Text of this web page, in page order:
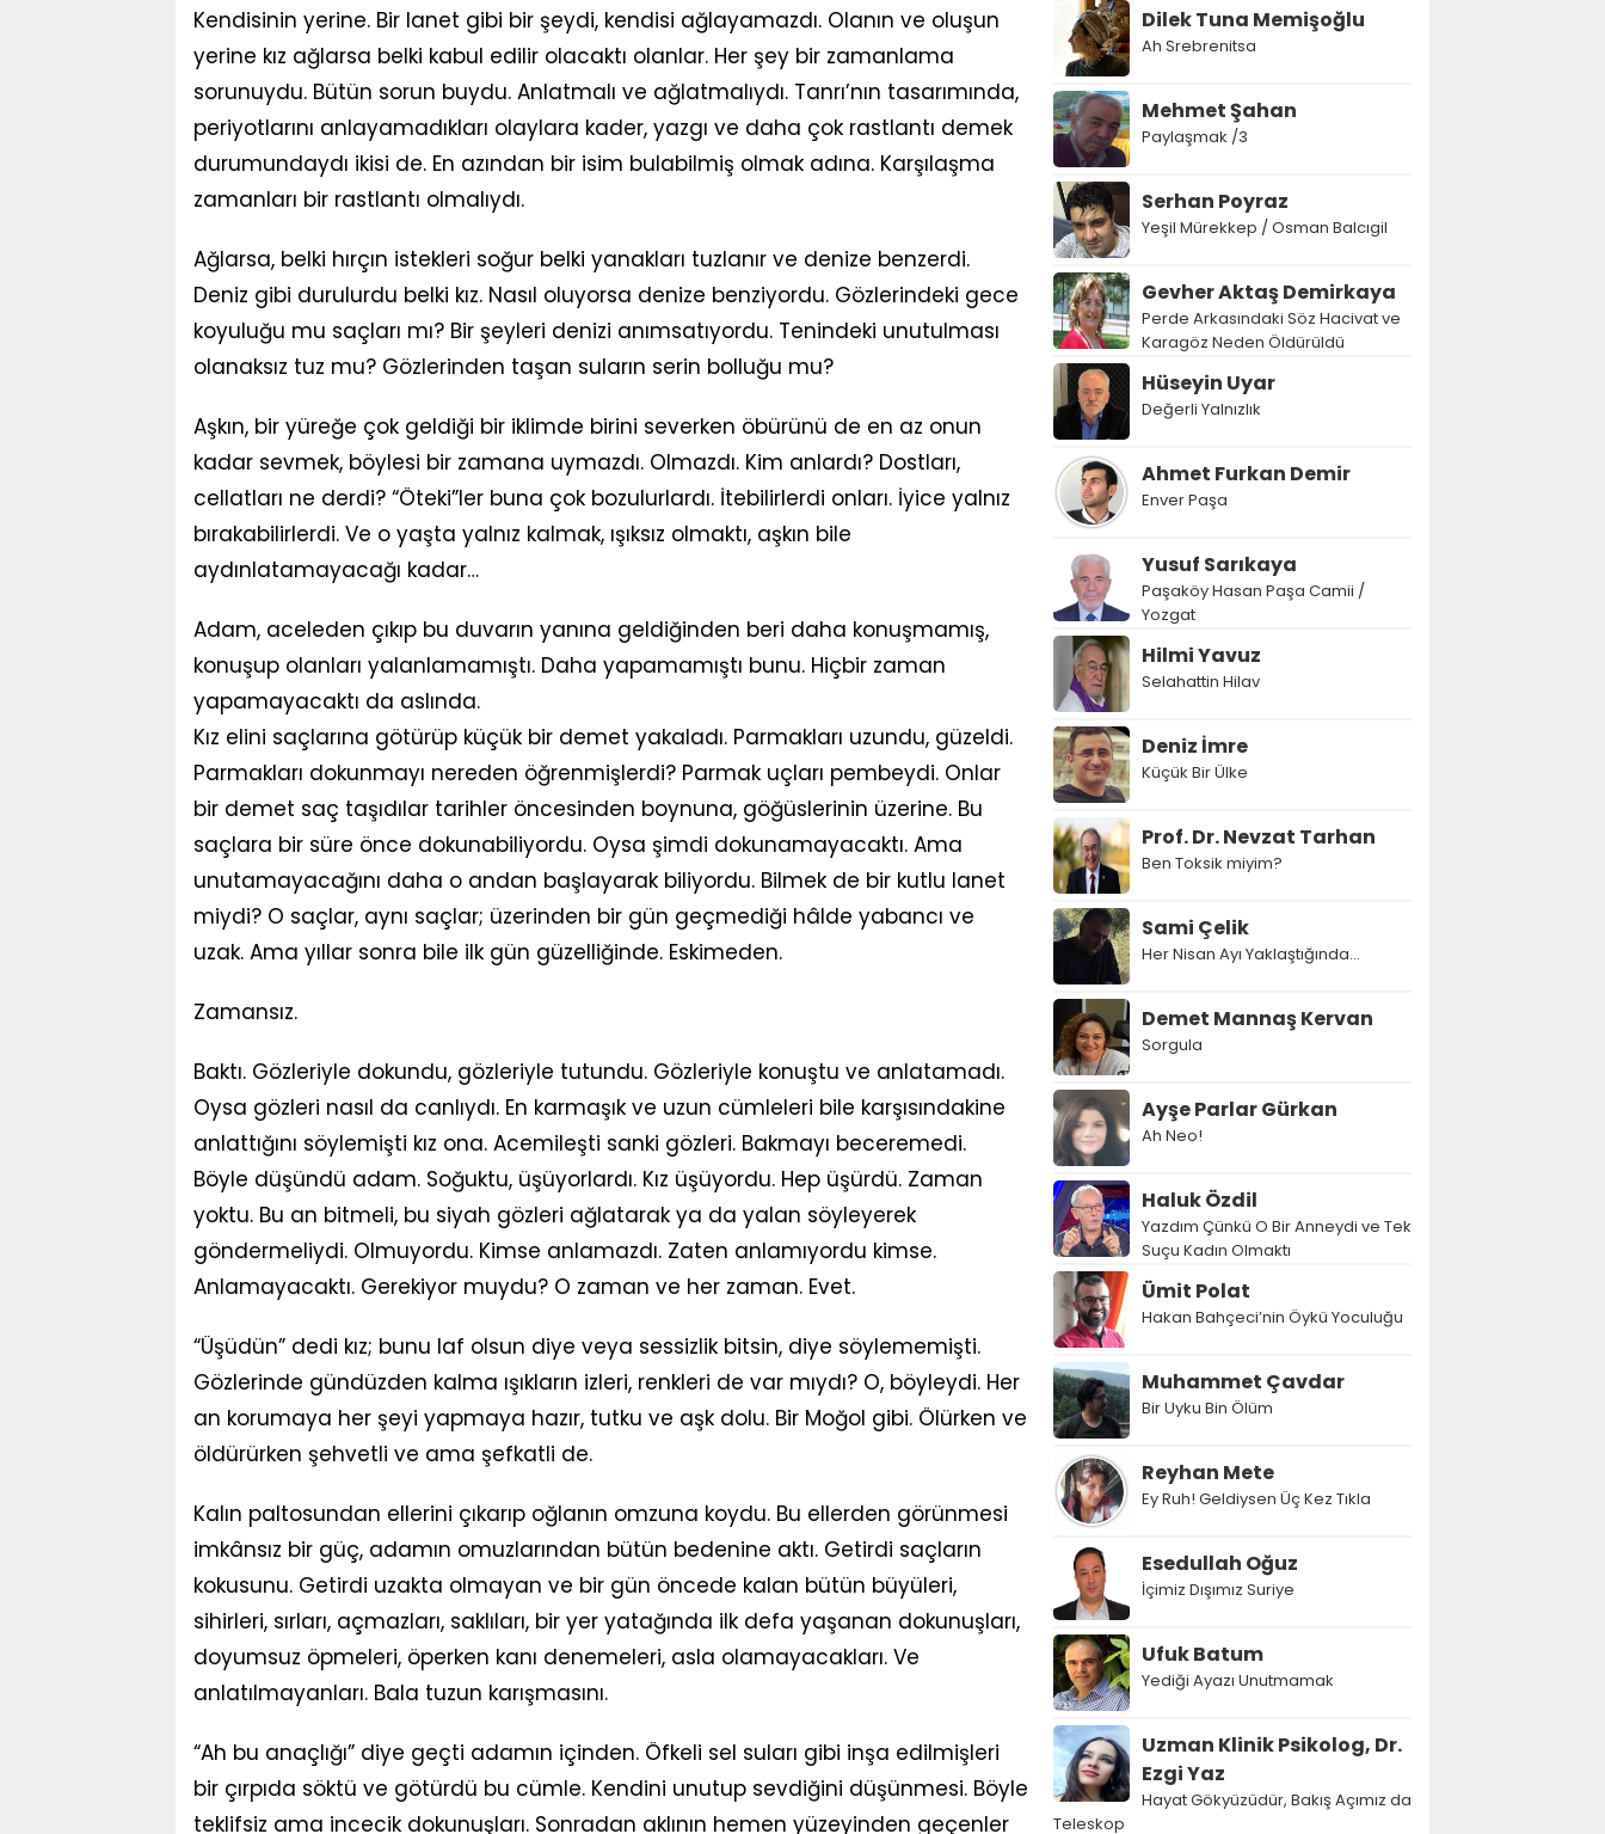
Kendisinin yerine. Bir lanet gibi bir şeydi, kendisi ağlayamazdı. Olanın ve oluşun
yerine kız ağlarsa belki kabul edilir olacaktı olanlar. Her şey bir zamanlama
sorunuydu. Bütün sorun buydu. Anlatmalı ve ağlatmalıydı. Tanrı’nın tasarımında,
periyotlarını anlayamadıkları olaylara kader, yazgı ve daha çok rastlantı demek
durumundaydı ikisi de. En azından bir isim bulabilmiş olmak adına. Karşılaşma
zamanları bir rastlantı olmalıydı.
Ağlarsa, belki hırçın istekleri soğur belki yanakları tuzlanır ve denize benzerdi.
Deniz gibi durulurdu belki kız. Nasıl oluyorsa denize benziyordu. Gözlerindeki gece
koyuluğu mu saçları mı? Bir şeyleri denizi anımsatıyordu. Tenindeki unutulması
olanaksız tuz mu? Gözlerinden taşan suların serin bolluğu mu?
Aşkın, bir yüreğe çok geldiği bir iklimde birini severken öbürünü de en az onun
kadar sevmek, böylesi bir zamana uymazdı. Olmazdı. Kim anlardı? Dostları,
cellatları ne derdi? “Öteki”ler buna çok bozulurlardı. İtebilirlerdi onları. İyice yalnız
bırakabilirlerdi. Ve o yaşta yalnız kalmak, ışıksız olmaktı, aşkın bile
aydınlatamayacağı kadar…
Adam, aceleden çıkıp bu duvarın yanına geldiğinden beri daha konuşmamış,
konuşup olanları yalanlamamıştı. Daha yapamamıştı bunu. Hiçbir zaman
yapamayacaktı da aslında.
Kız elini saçlarına götürüp küçük bir demet yakaladı. Parmakları uzundu, güzeldi.
Parmakları dokunmayı nereden öğrenmişlerdi? Parmak uçları pembeydi. Onlar
bir demet saç taşıdılar tarihler öncesinden boynuna, göğüslerinin üzerine. Bu
saçlara bir süre önce dokunabiliyordu. Oysa şimdi dokunamayacaktı. Ama
unutamayacağını daha o andan başlayarak biliyordu. Bilmek de bir kutlu lanet
miydi? O saçlar, aynı saçlar; üzerinden bir gün geçmediği hâlde yabancı ve
uzak. Ama yıllar sonra bile ilk gün güzelliğinde. Eskimeden.
Zamansız.
Baktı. Gözleriyle dokundu, gözleriyle tutundu. Gözleriyle konuştu ve anlatamadı.
Oysa gözleri nasıl da canlıydı. En karmaşık ve uzun cümleleri bile karşısındakine
anlattığını söylemişti kız ona. Acemileşti sanki gözleri. Bakmayı beceremedi.
Böyle düşündü adam. Soğuktu, üşüyorlardı. Kız üşüyordu. Hep üşürdü. Zaman
yoktu. Bu an bitmeli, bu siyah gözleri ağlatarak ya da yalan söyleyerek
göndermeliydi. Olmuyordu. Kimse anlamazdı. Zaten anlamıyordu kimse.
Anlamayacaktı. Gerekiyor muydu? O zaman ve her zaman. Evet.
“Üşüdün” dedi kız; bunu laf olsun diye veya sessizlik bitsin, diye söylememişti.
Gözlerinde gündüzden kalma ışıkların izleri, renkleri de var mıydı? O, böyleydi. Her
an korumaya her şeyi yapmaya hazır, tutku ve aşk dolu. Bir Moğol gibi. Ölürken ve
öldürürken şehvetli ve ama şefkatli de.
Kalın paltosundan ellerini çıkarıp oğlanın omzuna koydu. Bu ellerden görünmesi
imkânsız bir güç, adamın omuzlarından bütün bedenine aktı. Getirdi saçların
kokusunu. Getirdi uzakta olmayan ve bir gün öncede kalan bütün büyüleri,
sihirleri, sırları, açmazları, saklıları, bir yer yatağında ilk defa yaşanan dokunuşları,
doyumsuz öpmeleri, öperken kanı denemeleri, asla olamayacakları. Ve
anlatılmayanları. Bala tuzun karışmasını.
“Ah bu anaçlığı” diye geçti adamın içinden. Öfkeli sel suları gibi inşa edilmişleri
bir çırpıda söktü ve götürdü bu cümle. Kendini unutup sevdiğini düşünmesi. Böyle
teklifsiz ama incecik dokunuşları. Sonradan aklının hemen yüzeyinden geçenler
Dilek Tuna Memişoğlu
Ah Srebrenitsa
Mehmet Şahan
Paylaşmak /3
Serhan Poyraz
Yeşil Mürekkep / Osman Balcıgil
Gevher Aktaş Demirkaya
Perde Arkasındaki Söz Hacivat ve
Karagöz Neden Öldürüldü
Hüseyin Uyar
Değerli Yalnızlık
Ahmet Furkan Demir
Enver Paşa
Yusuf Sarıkaya
Paşaköy Hasan Paşa Camii /
Yozgat
Hilmi Yavuz
Selahattin Hilav
Deniz İmre
Küçük Bir Ülke
Prof. Dr. Nevzat Tarhan
Ben Toksik miyim?
Sami Çelik
Her Nisan Ayı Yaklaştığında...
Demet Mannaş Kervan
Sorgula
Ayşe Parlar Gürkan
Ah Neo!
Haluk Özdil
Yazdım Çünkü O Bir Anneydi ve Tek
Suçu Kadın Olmaktı
Ümit Polat
Hakan Bahçeci’nin Öykü Yoculuğu
Muhammet Çavdar
Bir Uyku Bin Ölüm
Reyhan Mete
Ey Ruh! Geldiysen Üç Kez Tıkla
Esedullah Oğuz
İçimiz Dışımız Suriye
Ufuk Batum
Yediği Ayazı Unutmamak
Uzman Klinik Psikolog, Dr.
Ezgi Yaz
Hayat Gökyüzüdür, Bakış Açımız da
Teleskop